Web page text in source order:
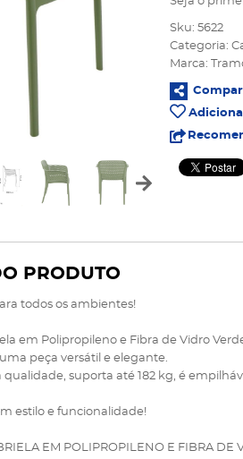
Sku: 5622
Categoria:
Marca:
PRODUTO
todos os ambientes!
em Polipropileno e Fibra de Vidro
peça versátil e elegante.
suporta até 182 kg, é
estilo e funcionalidade!
EM POLIPROPILENO E FIBRA DE